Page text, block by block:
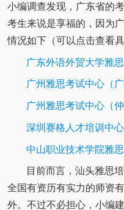
小编调查发现，广东省的
考生来说是享福的，因为
情况如下（可以点击查看
广东外语外贸大学雅
广州雅思考试中心（
广州雅思考试中心（
深圳赛格人才培训中
中山职业技术学院雅
目前而言，汕头雅思
全国有资历有实力的师资
外。不过不必担心，小编